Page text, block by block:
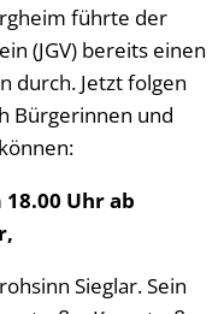
führte der
(JGV) bereits einen
durch. Jetzt folgen
Bürgerinnen und
18.00 Uhr ab
Sieglar. Sein